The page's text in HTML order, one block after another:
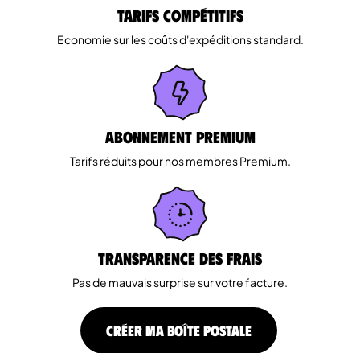
Tarifs Compétitifs
Economie sur les coûts d'expéditions standard.
Abonnement Premium
Tarifs réduits pour nos membres Premium.
Transparence des Frais
Pas de mauvais surprise sur votre facture.
CRÉER MA BOÎTE POSTALE